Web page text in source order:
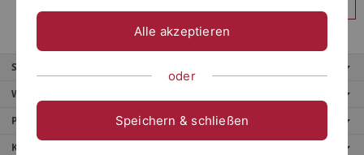
Service
Weitere Angebote
Portale
Kontaktinfo
Alle akzeptieren
oder
Speichern & schließen